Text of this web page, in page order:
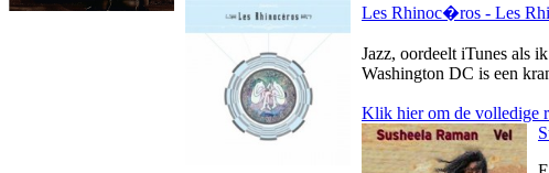
Les Rhinoc�ros - Les
Jazz, oordeelt iTunes als
Washington DC is een
Klik hier om de volledige